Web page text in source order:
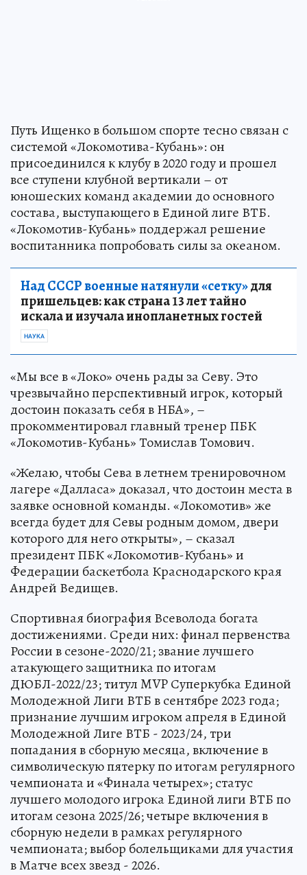
Путь Ищенко в большом спорте тесно связан с
системой «Локомотива-Кубань»: он
присоединился к клубу в 2020 году и прошел
все ступени клубной вертикали – от
юношеских команд академии до основного
состава, выступающего в Единой лиге ВТБ.
«Локомотив-Кубань» поддержал решение
воспитанника попробовать силы за океаном.
Над СССР военные натянули «сетку»для
пришельцев: как страна 13 лет тайно
искала и изучала инопланетных гостей
НАУКА
«Мы все в «Локо» очень рады за Севу. Это
чрезвычайно перспективный игрок, который
достоин показать себя в НБА», –
прокомментировал главный тренер ПБК
«Локомотив-Кубань» Томислав Томович.
«Желаю, чтобы Сева в летнем тренировочном
лагере «Далласа» доказал, что достоин места в
заявке основной команды. «Локомотив» же
всегда будет для Севы родным домом, двери
которого для него открыты», – сказал
президент ПБК «Локомотив-Кубань» и
Федерации баскетбола Краснодарского края
Андрей Ведищев.
Спортивная биография Всеволода богата
достижениями. Среди них: финал первенства
России в сезоне-2020/21; звание лучшего
атакующего защитника по итогам
ДЮБЛ-2022/23; титул MVP Суперкубка Единой
Молодежной Лиги ВТБ в сентябре 2023 года;
признание лучшим игроком апреля в Единой
Молодежной Лиге ВТБ - 2023/24, три
попадания в сборную месяца, включение в
символическую пятерку по итогам регулярного
чемпионата и «Финала четырех»; статус
лучшего молодого игрока Единой лиги ВТБ по
итогам сезона 2025/26; четыре включения в
сборную недели в рамках регулярного
чемпионата; выбор болельщиками для участия
в Матче всех звезд - 2026.